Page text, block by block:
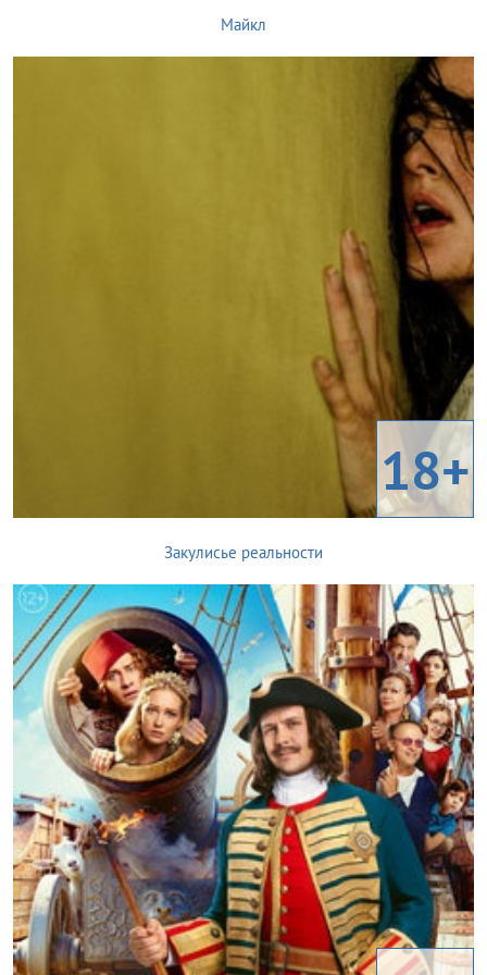
Майкл
18+
Закулисье реальности